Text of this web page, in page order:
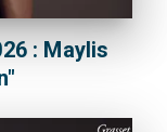
: Maylis